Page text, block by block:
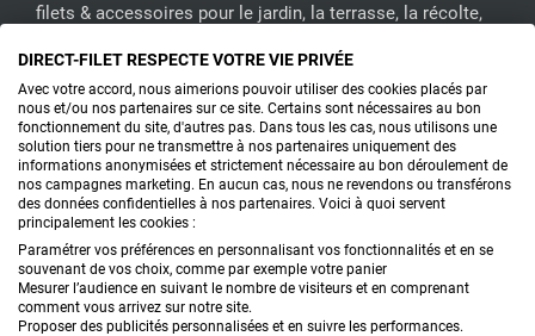
filets & accessoires pour le jardin, la terrasse, la récolte,
CONTACTEZ-NOUS
PRODUITS
CONSEILS
FAQ
DIRECT-FILET RESPECTE VOTRE VIE PRIVÉE
Avec votre accord, nous aimerions pouvoir utiliser des cookies placés par
nous et/ou nos partenaires sur ce site. Certains sont nécessaires au bon
fonctionnement du site, d'autres pas. Dans tous les cas, nous utilisons une
solution tiers pour ne transmettre à nos partenaires uniquement des
informations anonymisées et strictement nécessaire au bon déroulement de
nos campagnes marketing. En aucun cas, nous ne revendons ou transférons
des données confidentielles à nos partenaires. Voici à quoi servent
principalement les cookies :
Paramétrer vos préférences en personnalisant vos fonctionnalités et en se
souvenant de vos choix, comme par exemple votre panier
Mesurer l’audience en suivant le nombre de visiteurs et en comprenant
comment vous arrivez sur notre site.
Proposer des publicités personnalisées et en suivre les performances.